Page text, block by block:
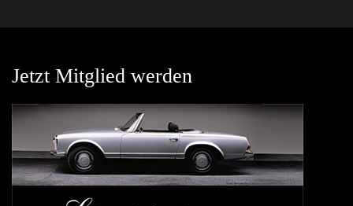
Jetzt Mitglied werden